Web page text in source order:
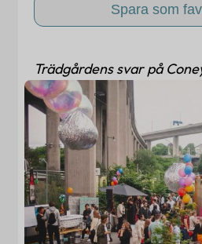
Spara som
Trädgårdens svar på